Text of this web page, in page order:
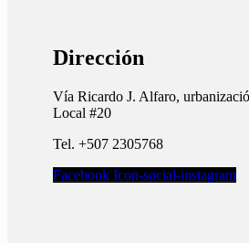
Dirección
Vía Ricardo J. Alfaro,
Local #20
Tel. +507 2305768
Facebook Icon-social-instagram